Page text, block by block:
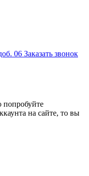
06 Заказать звонок
попробуйте
на сайте, то вы